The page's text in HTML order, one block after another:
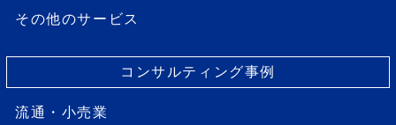
その他のサービス
コンサルティング事例
流通・小売業